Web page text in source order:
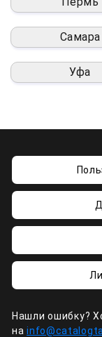
Самара
Уфа
Нашли ошибку?
на